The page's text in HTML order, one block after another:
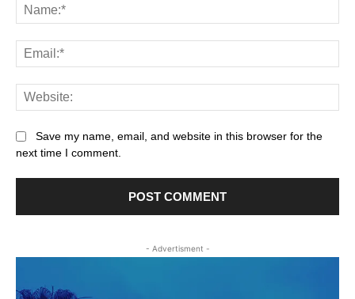
Save my name, email, and website in this browser for the
next time I comment.
- Advertisment -